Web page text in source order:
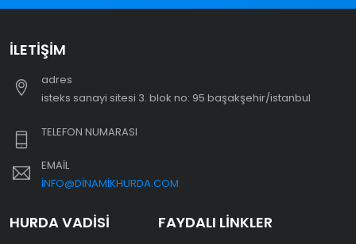
İLETIŞIM
adres
i̇steks sanayi sitesi 3. blok no: 95 başakşehir/i̇stanbul
TELEFON NUMARASI
EMAIL
INFO@DINAMIKHURDA.COM
HURDA VADISI FAYDALI LINKLER